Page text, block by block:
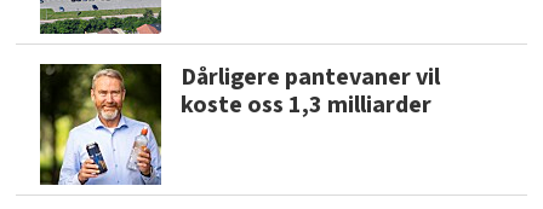
Dårligere pantevaner vil
koste oss 1,3 milliarder